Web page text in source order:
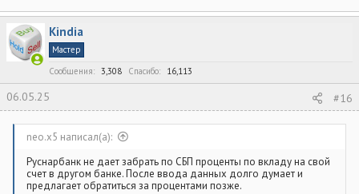
Kindia
Мастер
Сообщения
3,308 Спасибо 16,113
06.05.25 #16
neo.x5 написал(а):
Руснарбанк не дает забрать по СБП проценты по вкладу на свой
счет в другом банке. После ввода данных долго думает и
предлагает обратиться за процентами позже.